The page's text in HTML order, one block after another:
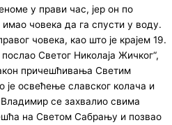
у прави час, јер он по
човека да га спусти у воду.
човека, као што је крајем 19.
Светог Николаја Жичког“,
причешћивања Светим
је освећење славског колача и
се захвалио свима
на Светом Сабрању и позвао